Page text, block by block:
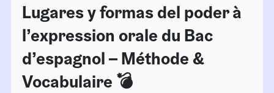
Lugares y formas del poder à
l’expression orale du Bac
d’espagnol – Méthode &
Vocabulaire 💣